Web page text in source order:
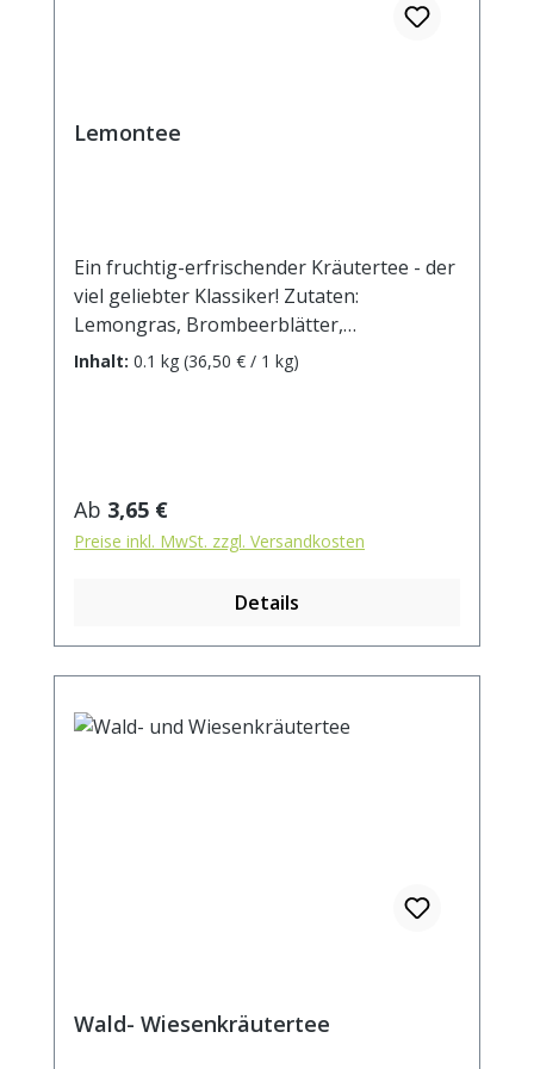
Lemontee
Ein fruchtig-erfrischender Kräutertee - der
viel geliebter Klassiker! Zutaten:
Lemongras, Brombeerblätter,
Verbenenblätter, Melisse, Malvenblüten
Inhalt: 0.1 kg (36,50 € / 1 kg)
Regulärer Preis:
Ab 3,65 €
Preise inkl. MwSt. zzgl. Versandkosten
Details
Wald- Wiesenkräutertee